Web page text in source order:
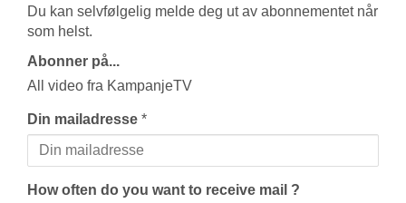
Du kan selvfølgelig melde deg ut av abonnementet når
som helst.
Abonner på...
All video fra KampanjeTV
Din mailadresse *
How often do you want to receive mail ?